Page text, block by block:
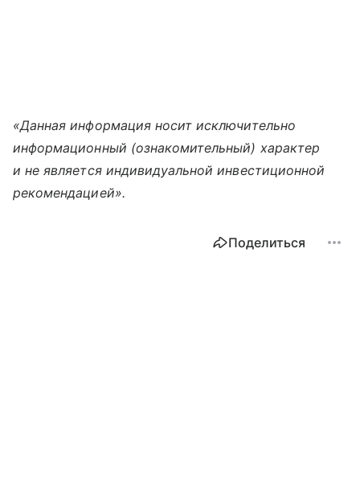
«Данная информация носит исключительно
информационный (ознакомительный) характер
и не является индивидуальной инвестиционной
рекомендацией».
Поделиться